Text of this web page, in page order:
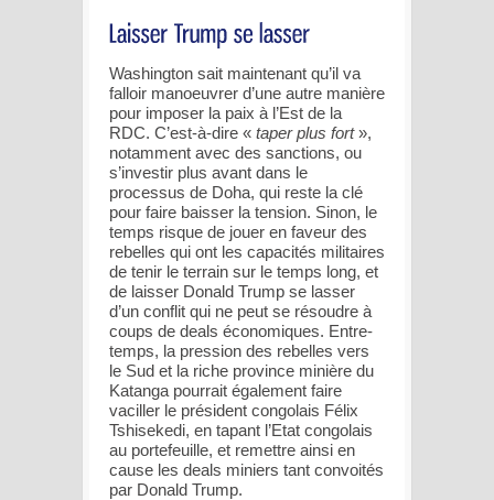
Washington sait maintenant qu’il va
falloir manoeuvrer d’une autre manière
pour imposer la paix à l’Est de la
RDC. C’est-à-dire « taper plus fort»,
notamment avec des sanctions, ou
s’investir plus avant dans le
processus de Doha, qui reste la clé
pour faire baisser la tension. Sinon, le
temps risque de jouer en faveur des
rebelles qui ont les capacités militaires
de tenir le terrain sur le temps long, et
de laisser Donald Trump se lasser
d’un conflit qui ne peut se résoudre à
coups de deals économiques. Entre-
temps, la pression des rebelles vers
le Sud et la riche province minière du
Katanga pourrait également faire
vaciller le président congolais Félix
Tshisekedi, en tapant l’Etat congolais
au portefeuille, et remettre ainsi en
cause les deals miniers tant convoités
par Donald Trump.